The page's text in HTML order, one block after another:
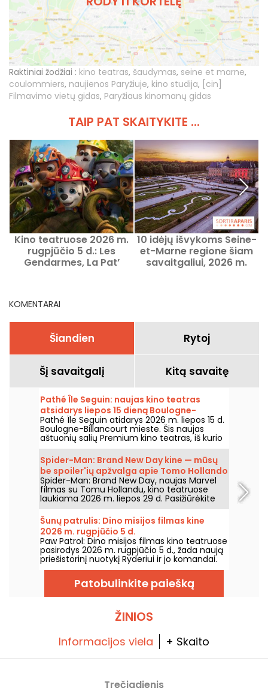
Raktiniai žodžiai : kino teatras, šaudymas, seine et marne,
coulommiers, naujienos Paryžiuje, kino studija, [cin]
Filmavimo vietų gidas, Paryžiaus kinomanų gidas
TAIP PAT SKAITYKITE ...
Kino teatruose 2026 m.
rugpjūčio 5 d.: Les
Gendarmes, La Pat’
10 idėjų išvykoms Seine-
et-Marne regione šiam
savaitgaliui, 2026 m.
KOMENTARAI
Šiandien Rytoj
Šį savaitgalį Kitą savaitę
Pathé Île Seguin: naujas kino teatras
atsidarys liepos 15 dieną Boulogne-
Billancourt
Pathé Île Seguin atidarys 2026 m. liepos 15 d.
Boulogne-Billancourt mieste. Šis naujas
aštuonių salių Premium kino teatras, iš kurio
viena salė – IMAX, įsikurs Pointe des Arts
teritorijoje Île Seguin saloje.
Spider-Man: Brand New Day kine — mūsų
be spoiler'ių apžvalga apie Tomo Hollando
grįžimą į Žmogų-Vorą
Spider-Man: Brand New Day, naujas Marvel
filmas su Tomu Hollandu, kino teatruose
laukiama 2026 m. liepos 29 d. Pasižiūrėkite
mūsų apžvalgą!
Šunų patrulis: Dino misijos filmas kine
2026 m. rugpjūčio 5 d.
Paw Patrol: Dino misijos filmas kino teatruose
pasirodys 2026 m. rugpjūčio 5 d., žada naują
priešistorinį nuotykį Ryderiui ir jo komandai.
Patobulinkite paiešką
ŽINIOS
Informacijos viela + Skaito
Trečiadienis